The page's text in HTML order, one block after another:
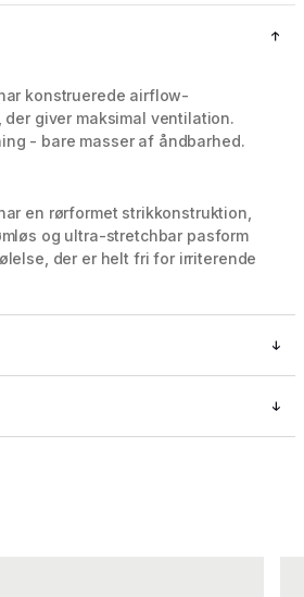
5 / 8
konstruerede airflow-
der giver maksimal ventilation.
- bare masser af åndbarhed.
en rørformet strikkonstruktion,
og ultra-stretchbar pasform
der er helt fri for irriterende